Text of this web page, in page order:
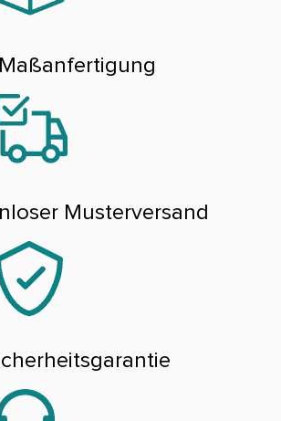
Maßanfertigung
Musterversand